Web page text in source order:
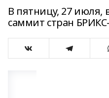
В пятницу, 27 июля,
саммит стран